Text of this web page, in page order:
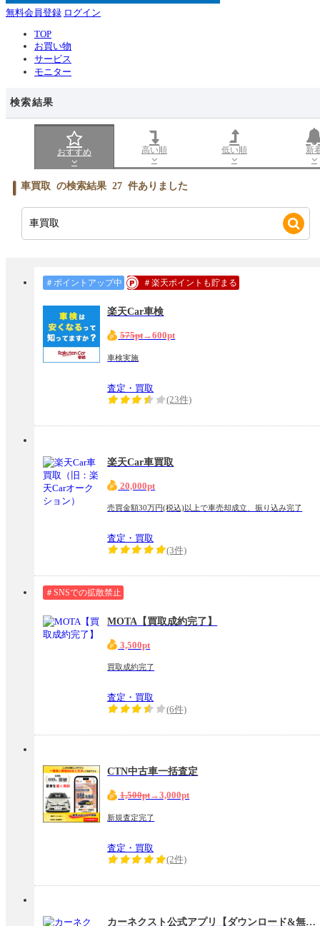
無料会員登録 ログイン
TOP
お買い物
サービス
モニター
検索結果
おすすめ 高い順 低い順 新
車買取 の検索結果 27 件ありました
＃ポイントアップ中 ＃楽天ポイントも貯まる
楽天Car車検
575pt→600pt
車検実施
査定・買取
(23件)
楽天Car車買取
20,000pt
売買金額30万円(税込)以上で車売却成立、振り込み完了
査定・買取
(3件)
＃SNSでの拡散禁止
MOTA【買取成約完了】
3,500pt
買取成約完了
査定・買取
(6件)
CTN中古車一括査定
1,500pt→3,000pt
新規査定完了
査定・買取
(2件)
カーネクスト公式アプリ【ダウンロード&無料査定完了】